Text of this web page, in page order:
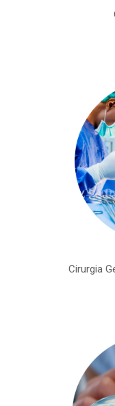
Cirurgia